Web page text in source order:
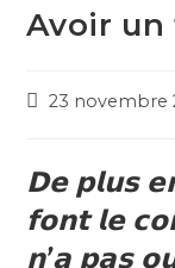
Avoir un
23 novembre
𝗗𝗲 𝗽𝗹𝘂𝘀
𝗳𝗼𝗻𝘁 𝗹𝗲
𝗻’𝗮 𝗽𝗮𝘀